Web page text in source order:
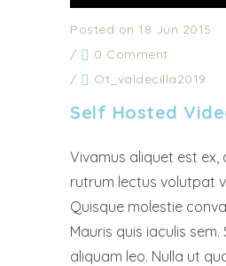
Posted on 18 Jun 2015
/
0 Comment
/
Ot_valdecilla2019
Self Hosted
Vivamus aliquet est ex,
rutrum lectus volutpat
Quisque molestie
Mauris quis iaculis sem.
aliquam leo. Nulla ut